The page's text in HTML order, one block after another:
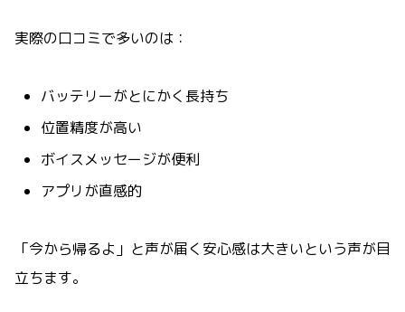
実際の口コミで多いのは：
バッテリーがとにかく長持ち
位置精度が高い
ボイスメッセージが便利
アプリが直感的
「今から帰るよ」と声が届く安心感は大きいという声が目
立ちます。